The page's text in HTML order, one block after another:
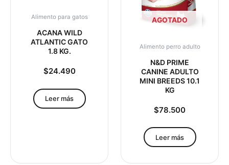
Alimento para gatos
ACANA WILD
ATLANTIC GATO
1.8 KG.
$24.490
Leer más
AGOTADO
Alimento perro adulto
N&D PRIME
CANINE ADULTO
MINI BREEDS 10.1
KG
$78.500
Leer más